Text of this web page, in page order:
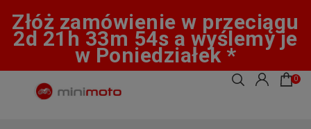
Złóż zamówienie w przeciągu
2d 21h 33m 53s a wyślemy je
w Poniedziałek *
0